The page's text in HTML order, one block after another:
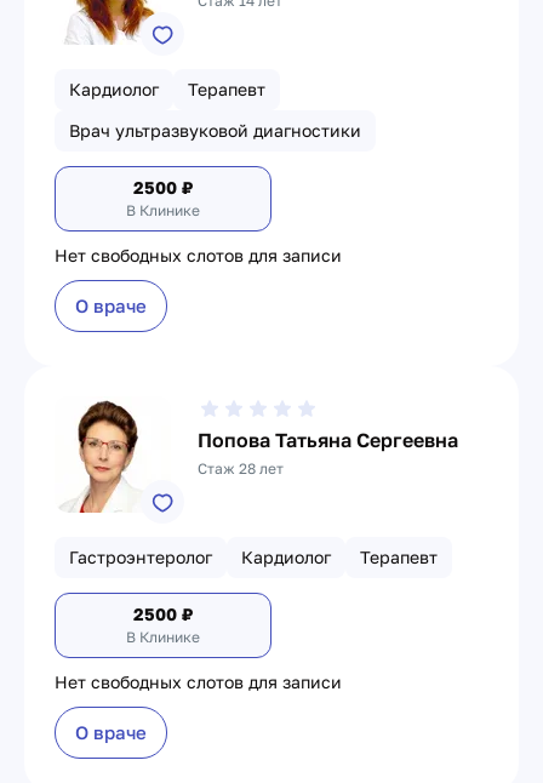
Кардиолог
Терапевт
Врач ультразвуковой диагностики
2500 ₽
В Клинике
Нет свободных слотов для записи
О враче
Попова Татьяна Сергеевна
Стаж 28 лет
Гастроэнтеролог Кардиолог Терапевт
2500 ₽
В Клинике
Нет свободных слотов для записи
О враче